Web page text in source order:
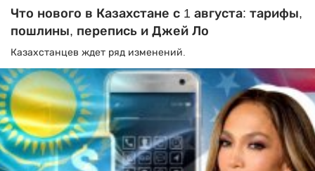
Что нового в Казахстане с 1 августа: тарифы,
пошлины, перепись и Джей Ло
Казахстанцев ждет ряд изменений.